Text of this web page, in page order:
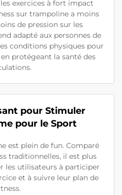
exercices à fort impact
sur trampoline a moins
de pression sur les
adapté aux personnes de
conditions physiques pour
protégeant la santé des
pour Stimuler
pour le Sport
est plein de fun. Comparé
traditionnelles, il est plus
les utilisateurs à participer
et à suivre leur plan de